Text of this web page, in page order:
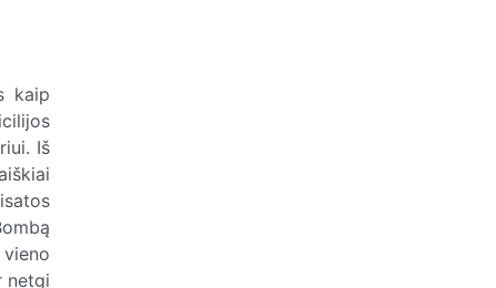
kaip
Iš
netgi